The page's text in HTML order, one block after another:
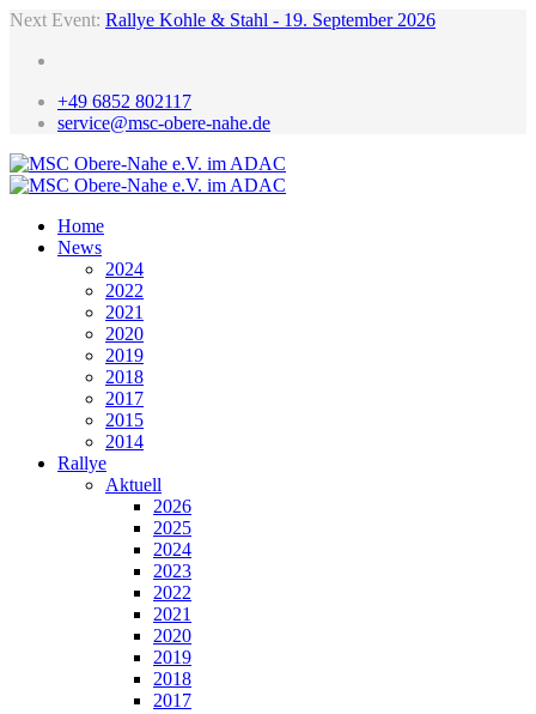
Next Event: Rallye Kohle & Stahl - 19. September 2026
+49 6852 802117
service@msc-obere-nahe.de
Home
News
2024
2022
2021
2020
2019
2018
2017
2015
2014
Rallye
Aktuell
2026
2025
2024
2023
2022
2021
2020
2019
2018
2017